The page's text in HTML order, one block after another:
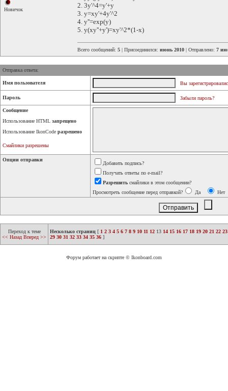
Новичок
2. 3y'^4=y'+y
3. y=xy'+4y'^2
4. y''=exp(y)
5. y(xy''+y')=xy'^2*(1-x)
Всего сообщений: 5 | Присоединился: июнь 2010 | Отправлено: 7
Отправка ответа:
Имя пользователя Вы
Пароль Забыли пароль?
Сообщение
Использование HTML запрещено
Использование IkonCode разрешено
Смайлики разрешены
Опции отправки
Добавить подпись?
Получать ответы по e-mail?
Разрешить смайлики в этом сообщении?
Просмотреть сообщение перед отправкой?
Да Нет
Переход к теме
<< Назад Вперед >>
Несколько страниц [ 1 2 3 4 5 6 7 8 9 10 11 12 13 14 15 16 17 18 19 20 21 22 23
29 30 31 32 33 34 35 36 ]
Форум работает на скрипте © Ikonboard.com